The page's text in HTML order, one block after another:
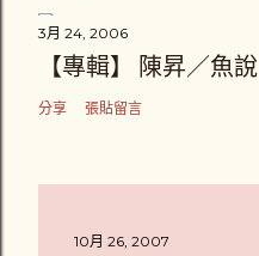
3月 24, 2006
【專輯】 陳昇／魚說
分享 張貼留言
10月 26, 2007